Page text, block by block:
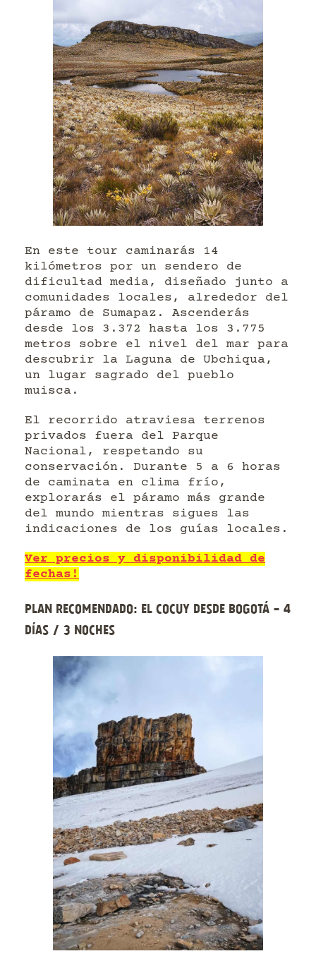
En este tour caminarás 14
kilómetros por un sendero de
dificultad media, diseñado junto a
comunidades locales, alrededor del
páramo de Sumapaz. Ascenderás
desde los 3.372 hasta los 3.775
metros sobre el nivel del mar para
descubrir la Laguna de Ubchiqua,
un lugar sagrado del pueblo
muisca.
El recorrido atraviesa terrenos
privados fuera del Parque
Nacional, respetando su
conservación. Durante 5 a 6 horas
de caminata en clima frío,
explorarás el páramo más grande
del mundo mientras sigues las
indicaciones de los guías locales.
Ver precios y disponibilidad de
fechas!
Plan recomendado: El Cocuy desde Bogotá - 4
días / 3 noches